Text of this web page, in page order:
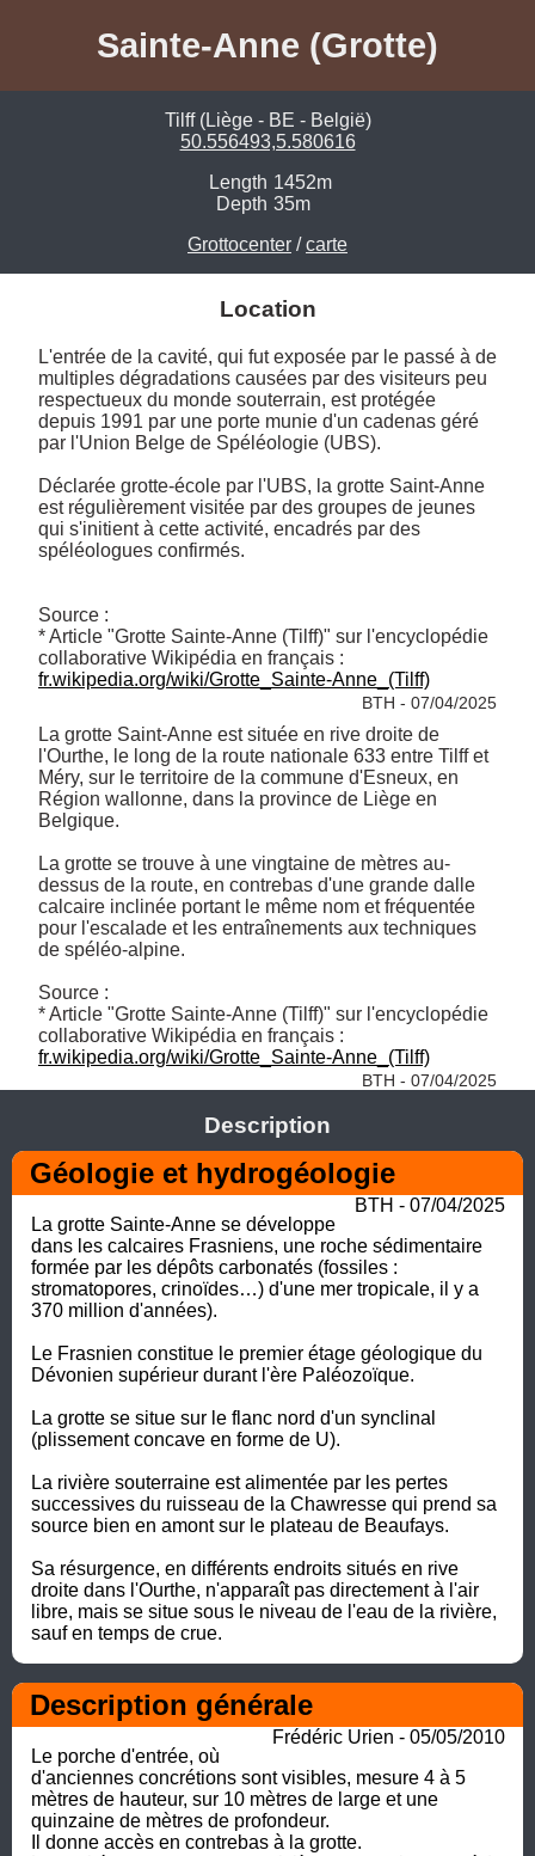
Sainte-Anne (Grotte)
Tilff (Liège - BE - België)
50.556493,5.580616
Length 1452m
Depth 35m
Grottocenter /carte
Location
L'entrée de la cavité, qui fut exposée par le passé à de
multiples dégradations causées par des visiteurs peu
respectueux du monde souterrain, est protégée
depuis 1991 par une porte munie d'un cadenas géré
par l'Union Belge de Spéléologie (UBS).
Déclarée grotte-école par l'UBS, la grotte Saint-Anne
est régulièrement visitée par des groupes de jeunes
qui s'initient à cette activité, encadrés par des
spéléologues confirmés.
Source :
* Article "Grotte Sainte-Anne (Tilff)" sur l'encyclopédie
fr.wikipedia.org/wiki/Grotte_Sainte-Anne_(Tilff)
BTH - 07/04/2025
La grotte Saint-Anne est située en rive droite de
l'Ourthe, le long de la route nationale 633 entre Tilff et
Méry, sur le territoire de la commune d'Esneux, en
Région wallonne, dans la province de Liège en
Belgique.
La grotte se trouve à une vingtaine de mètres au-
dessus de la route, en contrebas d'une grande dalle
calcaire inclinée portant le même nom et fréquentée
pour l'escalade et les entraînements aux techniques
de spéléo-alpine.
Source :
* Article "Grotte Sainte-Anne (Tilff)" sur l'encyclopédie
fr.wikipedia.org/wiki/Grotte_Sainte-Anne_(Tilff)
BTH - 07/04/2025
Description
Géologie et hydrogéologie
BTH - 07/04/2025
La grotte Sainte-Anne se développe
dans les calcaires Frasniens, une roche sédimentaire
formée par les dépôts carbonatés (fossiles :
stromatopores, crinoïdes…) d'une mer tropicale, il y a
370 million d'années).
Le Frasnien constitue le premier étage géologique du
Dévonien supérieur durant l'ère Paléozoïque.
La grotte se situe sur le flanc nord d'un synclinal
(plissement concave en forme de U).
La rivière souterraine est alimentée par les pertes
successives du ruisseau de la Chawresse qui prend sa
source bien en amont sur le plateau de Beaufays.
Sa résurgence, en différents endroits situés en rive
droite dans l'Ourthe, n'apparaît pas directement à l'air
libre, mais se situe sous le niveau de l'eau de la rivière,
sauf en temps de crue.
Description générale
Frédéric Urien - 05/05/2010
Le porche d'entrée, où
d'anciennes concrétions sont visibles, mesure 4 à 5
mètres de hauteur, sur 10 mètres de large et une
quinzaine de mètres de profondeur.
Il donne accès en contrebas à la grotte.